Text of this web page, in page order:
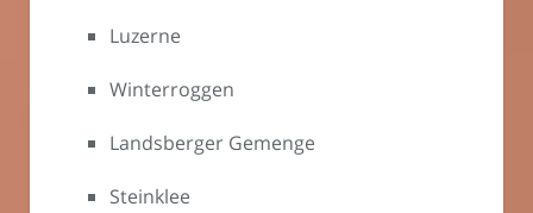
Luzerne
Winterroggen
Landsberger Gemenge
Steinklee